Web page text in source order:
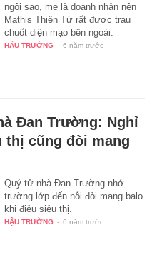
ngôi sao, mẹ là doanh nhân nên
Mathis Thiên Từ rất được trau
chuốt diện mạo bên ngoài.
HẬU TRƯỜNG - 6 năm trước
Đan Trường: Nghỉ
thị cũng đòi mang
Quý tử nhà Đan Trường nhớ
trường lớp đến nỗi đòi mang balo
khi điêu siêu thị.
HẬU TRƯỜNG - 6 năm trước